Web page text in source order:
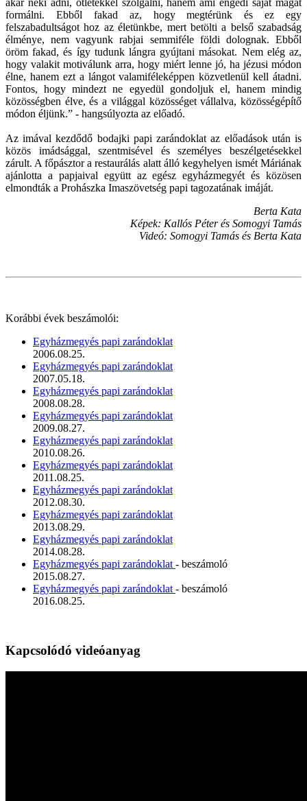
formálni. Ebből fakad az, hogy megtérünk és ez egy
felszabadultságot hoz az életünkbe, mert betölti a belső szabadság
élménye, nem vagyunk rabjai semmiféle földi dolognak. Ebből
öröm fakad, és így tudunk lángra gyújtani másokat. Nem elég az,
hogy valakit motiválunk arra, hogy miért lenne jó, ha jézusi módon
élne, hanem ezt a lángot valamiféleképpen közvetlenül kell átadni.
Fontos, hogy mindezt ne egyedül gondoljuk el, hanem mindig
közösségben élve, és a világgal közösséget vállalva, közösségépítő
módon éljünk.” - hangsúlyozta az előadó.
Az imával kezdődő bodajki papi zarándoklat az előadások után is
közös imádsággal, szentmisével és személyes beszélgetésekkel
zárult. A főpásztor a restaurálás alatt álló kegyhelyen ismét Máriának
ajánlotta a papjaival együtt az egész egyházmegyét és közösen
elmondták a Prohászka Imaszövetség papi tagozatának imáját.
Berta Kata
Képek: Kallós Péter és Somogyi Tamás
Videó: Somogyi Tamás és Berta Kata
Korábbi évek beszámolói:
Egyházmegyés papi zarándoklat
2006.08.25.
Egyházmegyés papi zarándoklat
2007.05.18.
Egyházmegyés papi zarándoklat
2008.08.28.
Egyházmegyés papi zarándoklat
2009.08.27.
Egyházmegyés papi zarándoklat
2010.08.26.
Egyházmegyés papi zarándoklat
2011.08.25.
Egyházmegyés papi zarándoklat
2012.08.30.
Egyházmegyés papi zarándoklat
2013.08.29.
Egyházmegyés papi zarándoklat
2014.08.28.
Egyházmegyés papi zarándoklat - beszámoló
2015.08.27.
Egyházmegyés papi zarándoklat - beszámoló
2016.08.25.
Kapcsolódó videóanyag